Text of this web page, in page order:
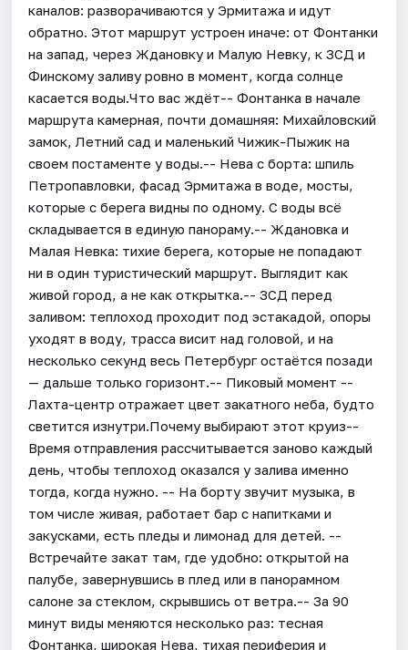
каналов: разворачиваются у Эрмитажа и идут
обратно. Этот маршрут устроен иначе: от Фонтанки
на запад, через Ждановку и Малую Невку, к ЗСД и
Финскому заливу ровно в момент, когда солнце
касается воды.Что вас ждёт-- Фонтанка в начале
маршрута камерная, почти домашняя: Михайловский
замок, Летний сад и маленький Чижик-Пыжик на
своем постаменте у воды.-- Нева с борта: шпиль
Петропавловки, фасад Эрмитажа в воде, мосты,
которые с берега видны по одному. С воды всё
складывается в единую панораму.-- Ждановка и
Малая Невка: тихие берега, которые не попадают
ни в один туристический маршрут. Выглядит как
живой город, а не как открытка.-- ЗСД перед
заливом: теплоход проходит под эстакадой, опоры
уходят в воду, трасса висит над головой, и на
несколько секунд весь Петербург остаётся позади
— дальше только горизонт.-- Пиковый момент --
Лахта-центр отражает цвет закатного неба, будто
светится изнутри.Почему выбирают этот круиз--
Время отправления рассчитывается заново каждый
день, чтобы теплоход оказался у залива именно
тогда, когда нужно. -- На борту звучит музыка, в
том числе живая, работает бар с напитками и
закусками, есть пледы и лимонад для детей. --
Встречайте закат там, где удобно: открытой на
палубе, завернувшись в плед или в панорамном
салоне за стеклом, скрывшись от ветра.-- За 90
минут виды меняются несколько раз: тесная
Фонтанка, широкая Нева, тихая периферия и